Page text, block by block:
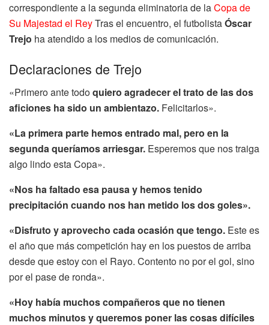
correspondiente a la segunda eliminatoria de laCopa de
Su Majestad el ReyTras el encuentro, el futbolistaÓscar
Trejo ha atendido a los medios de comunicación.
Declaraciones de Trejo
«Primero ante todoquiero agradecer el trato de las dos
aficiones ha sido un ambientazo. Felicitarlos».
«La primera parte hemos entrado mal, pero en la
segunda queríamos arriesgar. Esperemos que nos traiga
algo lindo esta Copa».
«Nos ha faltado esa pausa y hemos tenido
precipitación cuando nos han metido los dos goles».
«Disfruto y aprovecho cada ocasión que tengo. Este es
el año que más competición hay en los puestos de arriba
desde que estoy con el Rayo. Contento no por el gol, sino
por el pase de ronda».
«Hoy había muchos compañeros que no tienen
muchos minutos y queremos poner las cosas difíciles